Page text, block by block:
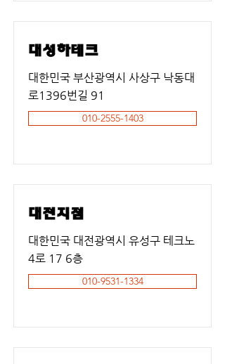
대성하테크
대한민국 부산광역시 사상구 낙동대
로1396번길 91
010-2555-1403
대전지점
대한민국 대전광역시 유성구 테크노
4로 17 6층
010-9531-1334